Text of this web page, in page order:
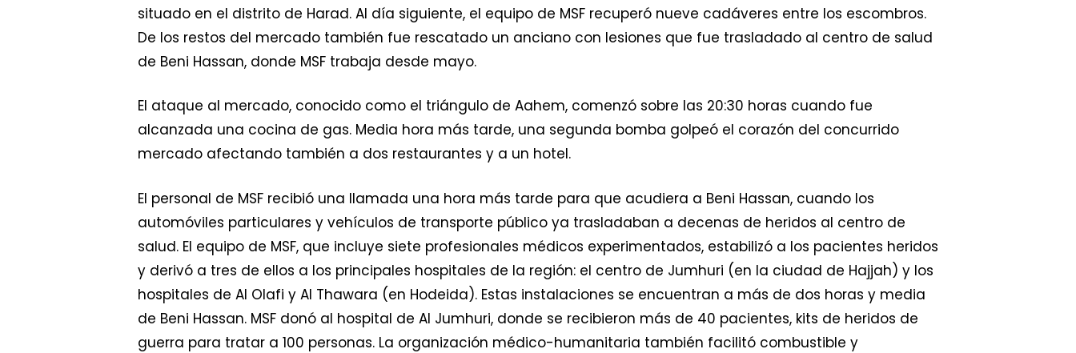
situado en el distrito de Harad. Al día siguiente, el equipo de MSF recuperó nueve cadáveres entre los escombros.
De los restos del mercado también fue rescatado un anciano con lesiones que fue trasladado al centro de salud
de Beni Hassan, donde MSF trabaja desde mayo.
El ataque al mercado, conocido como el triángulo de Aahem, comenzó sobre las 20:30 horas cuando fue
alcanzada una cocina de gas. Media hora más tarde, una segunda bomba golpeó el corazón del concurrido
mercado afectando también a dos restaurantes y a un hotel.
El personal de MSF recibió una llamada una hora más tarde para que acudiera a Beni Hassan, cuando los
automóviles particulares y vehículos de transporte público ya trasladaban a decenas de heridos al centro de
salud. El equipo de MSF, que incluye siete profesionales médicos experimentados, estabilizó a los pacientes heridos
y derivó a tres de ellos a los principales hospitales de la región: el centro de Jumhuri (en la ciudad de Hajjah) y los
hospitales de Al Olafi y Al Thawara (en Hodeida). Estas instalaciones se encuentran a más de dos horas y media
de Beni Hassan. MSF donó al hospital de Al Jumhuri, donde se recibieron más de 40 pacientes, kits de heridos de
guerra para tratar a 100 personas. La organización médico-humanitaria también facilitó combustible y